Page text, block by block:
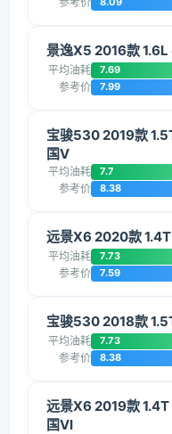
景逸X5 2016款 1.6L
平均油耗 7.69
参考价 7.99
宝骏530 2019款
国V
平均油耗 7.7
参考价 8.38
远景X6 2020款
平均油耗 7.73
参考价 7.59
宝骏530 2018款
平均油耗 7.73
参考价 8.38
远景X6 2019款
国VI